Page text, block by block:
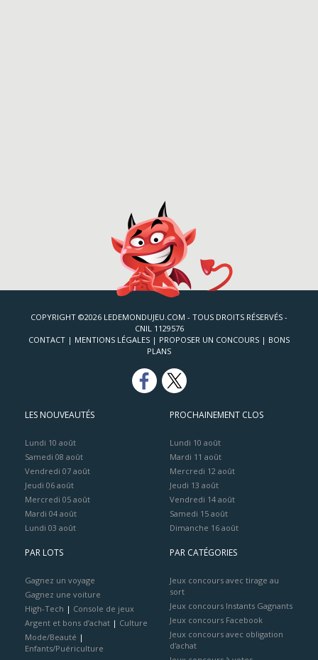
COPYRIGHT ©2026 LEDEMONDUJEU.COM - TOUS DROITS RÉSERVÉS -
CNIL 1129576
CONTACT | MENTIONS LÉGALES | PROPOSER UN CONCOURS | BONS
PLANS
LES NOUVEAUTÉS
Lundi 10 août
Samedi 08 août
Vendredi 07 août
Jeudi 06 août
Mercredi 05 août
Mardi 04 août
Lundi 03 août
PROCHAINEMENT CLOS
Lundi 10 août
Mardi 11 août
Mercredi 12 août
Jeudi 13 août
Vendredi 14 août
Samedi 15 août
Dimanche 16 août
PAR LOTS
Gagnez un voyage
Gagnez une voiture
High-Tech | Console de jeux
Argent et bons d’achat | Culture
Mode/Beauté |
Enfants/Puériculture
PAR CATÉGORIES
Jeux concours avec tirage au
sort
Jeux concours Instants Gagnants
Jeux concours Facebook
Jeux concours avec obligation
d'achat